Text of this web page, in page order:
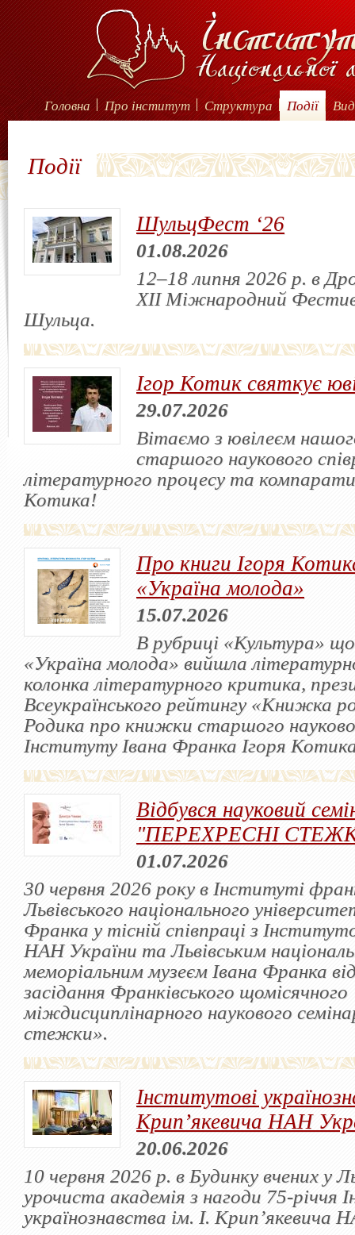
Головна Про інститут Структура Події
Події
ШульцФест ‘26
01.08.2026
12–18 липня 2026 р. в
XII Міжнародний
Шульца.
Ігор Котик святкує
29.07.2026
Вітаємо з ювілеєм
старшого наукового
літературного процесу та
Котика!
Про книги Ігоря
«Україна молода»
15.07.2026
В рубриці «Культура»
«Україна молода» вийшла
колонка літературного критика,
Всеукраїнського рейтингу «Книжка
Родика про книжки старшого
Інституту Івана Франка Ігоря
Відбувся науковий
"ПЕРЕХРЕСНІ
01.07.2026
30 червня 2026 року в Інституті
Львівського національного
Франка у тісній співпраці з
НАН України та Львівським
меморіальним музеєм Івана Франка
засідання Франківського щомісячного
міждисциплінарного наукового
стежки».
Інститутові
Крип’якевича НАН
20.06.2026
10 червня 2026 р. в Будинку вчених у
урочиста академія з нагоди 75-річчя
українознавства ім. І. Крип’якевича